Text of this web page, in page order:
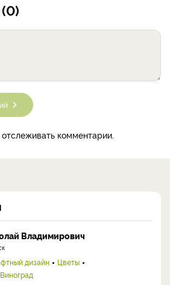
комментарии.
Владимирович
дизайн
Цветы
Виноград